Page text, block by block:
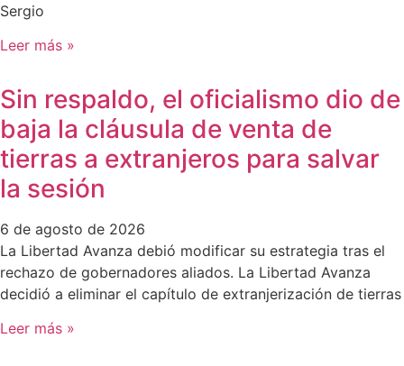
Sergio
Leer más »
Sin respaldo, el oficialismo dio de
baja la cláusula de venta de
tierras a extranjeros para salvar
la sesión
6 de agosto de 2026
La Libertad Avanza debió modificar su estrategia tras el
rechazo de gobernadores aliados. La Libertad Avanza
decidió a eliminar el capítulo de extranjerización de tierras
Leer más »